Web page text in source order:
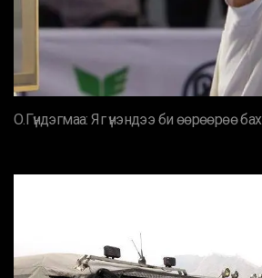
О.Гүндэгмаа: Яг үнэндээ би өөрөөрөө